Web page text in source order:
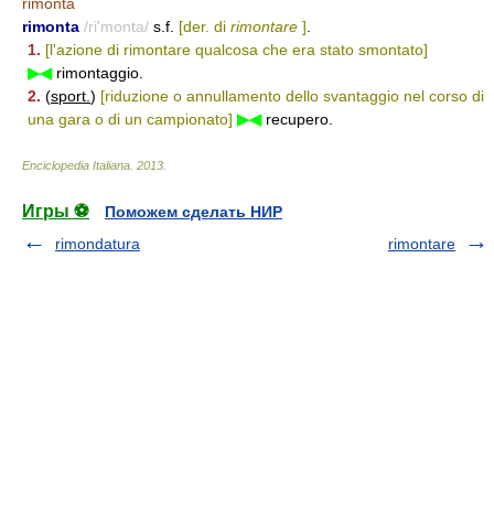
rimonta /ri'monta/ s.f. [der. di rimontare ]
1. [l'azione di rimontare qualcosa che era stato smontato]
▶◀rimontaggio.
2. (sport. ) [riduzione o annullamento dello svantaggio nel corso di
una gara o di un campionato] ▶◀recupero.
Enciclopedia Italiana 2013
Игры ⚽
Поможем сделать НИР
rimondatura
rimontare